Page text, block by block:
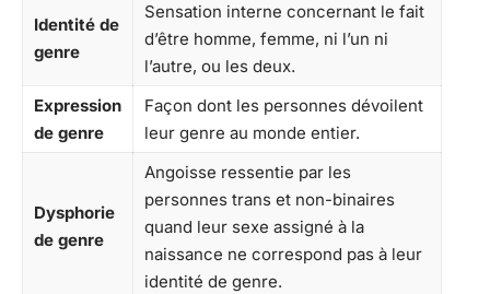
Identité de
genre
Sensation interne concernant le fait
d’être homme, femme, ni l’un ni
l’autre, ou les deux.
Expression
de genre
Façon dont les personnes dévoilent
leur genre au monde entier.
Dysphorie
de genre
Angoisse ressentie par les
personnes trans et non-binaires
quand leur sexe assigné à la
naissance ne correspond pas à leur
identité de genre.